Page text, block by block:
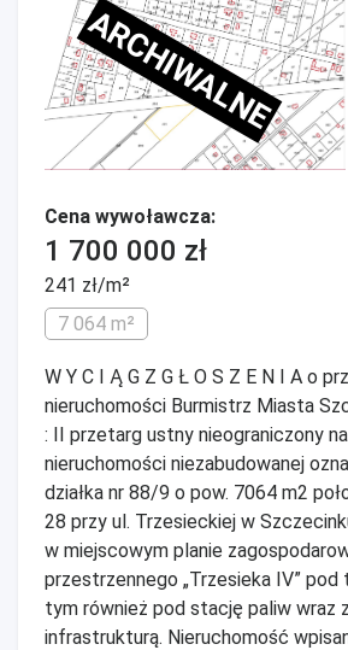
ARCHIWALNE
Cena wywoławcza:
1 700 000 zł
241 zł/m²
7 064 m²
W Y C I Ą G Z G Ł O S Z E N I A o
nieruchomości Burmistrz Miasta
: II przetarg ustny nieograniczony
nieruchomości niezabudowanej
działka nr 88/9 o pow. 7064 m2
28 przy ul. Trzesieckiej w
w miejscowym planie
przestrzennego „Trzesieka IV” pod
tym również pod stację paliw wraz
infrastrukturą. Nieruchomość